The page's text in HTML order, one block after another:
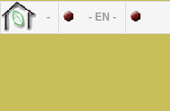
- - EN -